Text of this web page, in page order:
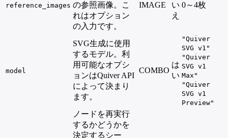
reference_images の参照画像。こ
れはオプション
の入力です。
IMAGE
い
え
0～4枚
model
SVG生成に使用
するモデル。利
用可能なオプシ
ョンはQuiver API
によって決まり
ます。
COMBO
は
い
"Quiver
SVG v1"
"Quiver
SVG v1
Max"
"Quiver
SVG v1
Preview"
ノードを再実行
するかどうかを
決定するシー